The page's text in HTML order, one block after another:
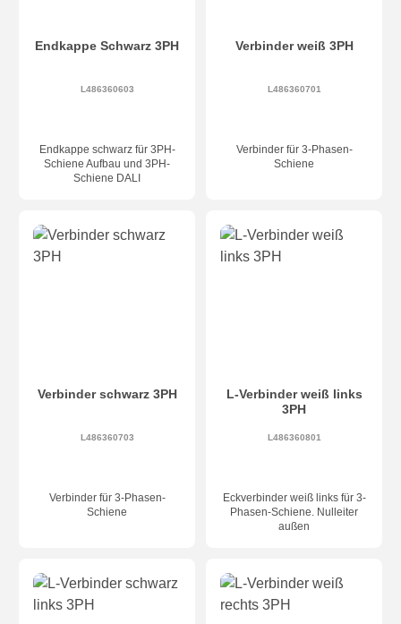
Endkappe Schwarz 3PH
L486360603
Endkappe schwarz für 3PH-
Schiene Aufbau und 3PH-
Schiene DALI
Verbinder weiß 3PH
L486360701
Verbinder für 3-Phasen-
Schiene
Verbinder schwarz 3PH
L486360703
Verbinder für 3-Phasen-
Schiene
L-Verbinder weiß links
3PH
L486360801
Eckverbinder weiß links für 3-
Phasen-Schiene. Nulleiter
außen